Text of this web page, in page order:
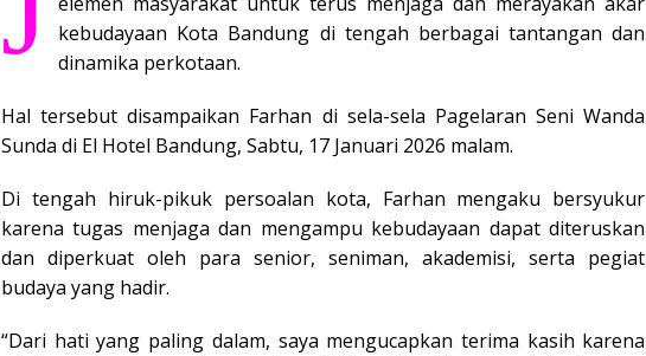
kebudayaan Kota Bandung di tengah berbagai tantangan dan
dinamika perkotaan.
Hal tersebut disampaikan Farhan di sela-sela Pagelaran Seni Wanda
Sunda di El Hotel Bandung, Sabtu, 17 Januari 2026 malam.
Di tengah hiruk-pikuk persoalan kota, Farhan mengaku bersyukur
karena tugas menjaga dan mengampu kebudayaan dapat diteruskan
dan diperkuat oleh para senior, seniman, akademisi, serta pegiat
budaya yang hadir.
“Dari hati yang paling dalam, saya mengucapkan terima kasih karena